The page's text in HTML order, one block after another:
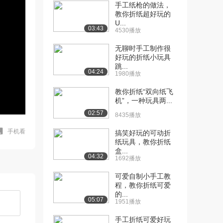
手机看
03:43
手工纸枪的做法，
教你折纸超好玩的
U...
4530播放
04:24
无聊时手工制作很
好玩的折纸小玩具
跳...
1980播放
02:57
教你折纸“双向纸飞
机”，一种玩具两...
8435播放
04:32
搞笑好玩的可动折
纸玩具，教你折纸
盒...
1692播放
05:07
可爱自制小手工教
程，教你折纸可爱
的...
1951播放
手工折纸可爱好玩